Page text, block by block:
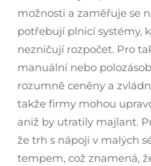
možnosti a zaměřuje se
potřebují plnicí systémy,
nezničují rozpočet. Pro
manuální nebo
rozumně ceněny a
takže firmy mohou
aniž by utratily majlant.
že trh s nápoji v malých
tempem, což znamená,